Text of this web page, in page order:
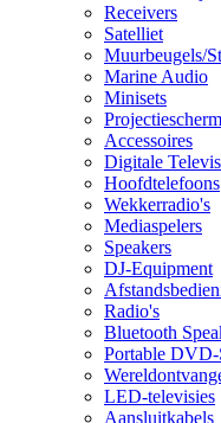
Receivers
Satelliet
Muurbeugels/
Marine Audio
Minisets
Accessoires
Digitale
Hoofdtelefoons
Wekkerradio's
Mediaspelers
Speakers
DJ-Equipment
Radio's
Bluetooth
Portable DVD-
LED-televisies
Aansluitkabels